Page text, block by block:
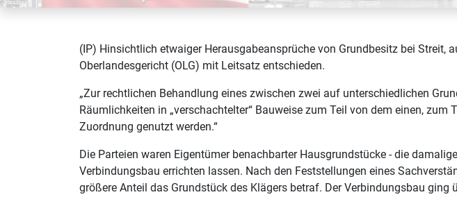
(IP) Hinsichtlich etwaiger Herausgabeansprüche von Grundbesitz bei
Oberlandesgericht (OLG) mit Leitsatz entschieden.
„Zur rechtlichen Behandlung eines zwischen zwei auf unterschiedlichen
Räumlichkeiten in „verschachtelter“ Bauweise zum Teil von dem einen,
Zuordnung genutzt werden.“
Die Parteien waren Eigentümer benachbarter Hausgrundstücke - die
Verbindungsbau errichten lassen. Nach den Feststellungen eines
größere Anteil das Grundstück des Klägers betraf. Der Verbindungsbau